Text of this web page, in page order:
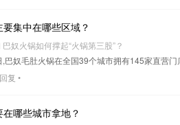
集中在哪些区域？
奴火锅如何撑起“火锅第三股”？
,巴奴毛肚火锅在全国39个城市拥有145家直营
复 •
哪些城市拿地？